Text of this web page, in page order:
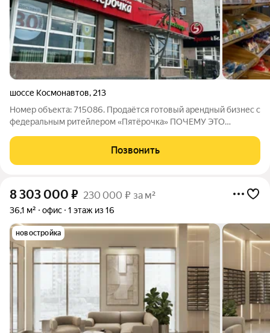
шоссе Космонавтов, 213
Номер объекта: 715086. Продаётся готовый арендный бизнес с
федеральным ритейлером «Пятёрочка» ПОЧЕМУ ЭТО
дня.Арендатор: федеральная торговая сеть
Позвонить
8 303 000 ₽ 230 000 ₽ за м²
36,1 м² офис 1 этаж из 16
новостройка